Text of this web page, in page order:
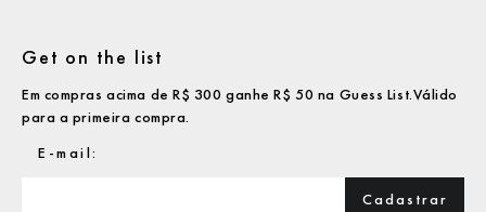
Get on the list
Em compras acima de R$ 300 ganhe R$ 50 na Guess List.Válido
para a primeira compra.
Cadastrar